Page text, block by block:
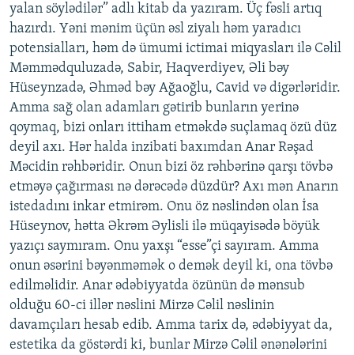
yalan söylədilər” adlı kitab da yazıram. Üç fəsli artıq
hazırdı. Yəni mənim üçün əsl ziyalı həm yaradıcı
potensialları, həm də ümumi ictimai miqyasları ilə Cəlil
Məmmədquluzadə, Sabir, Haqverdiyev, Əli bəy
Hüseynzadə, Əhməd bəy Ağaoğlu, Cavid və digərləridir.
Amma sağ olan adamları gətirib bunların yerinə
qoymaq, bizi onları ittiham etməkdə suçlamaq özü düz
deyil axı. Hər halda inzibati baxımdan Anar Rəşad
Məcidin rəhbəridir. Onun bizi öz rəhbərinə qarşı tövbə
etməyə çağırması nə dərəcədə düzdür? Axı mən Anarın
istedadını inkar etmirəm. Onu öz nəslindən olan İsa
Hüseynov, hətta Əkrəm Əylisli ilə müqayisədə böyük
yazıçı saymıram. Onu yaxşı “esse”çi sayıram. Amma
onun əsərini bəyənməmək o demək deyil ki, ona tövbə
edilməlidir. Anar ədəbiyyatda özünün də mənsub
olduğu 60-ci illər nəslini Mirzə Cəlil nəslinin
davamçıları hesab edib. Amma tarix də, ədəbiyyat da,
estetika da göstərdi ki, bunlar Mirzə Cəlil ənənələrini